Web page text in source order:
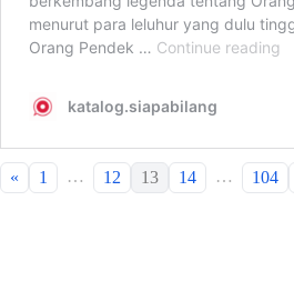
« 1 … 12 13 14 … 104